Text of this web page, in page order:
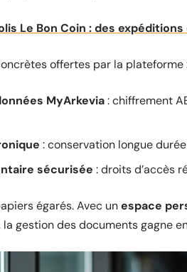
Le Bon Coin : des
offertes par la plateforme
MyArkevia: chiffrement
: conservation longue
sécurisée : droits d’accès
égarés. Avec unespace
la gestion des documents gagne